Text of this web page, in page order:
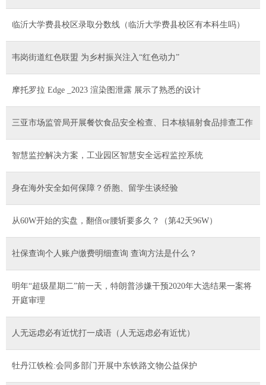
临沂大学费县校区录取分数线（临沂大学费县校区有本科生吗）
韦岗街道红色联盟 为乡村振兴注入“红色动力”
摩托罗拉 Edge _2023 渲染图泄露 展示了熟悉的设计
三亚市场监管局开展餐饮食品安全检查、日本核辐射食品排查工作
智慧监控解决方案，工业园区智慧安全远程监控系统
身在海外安全如何保障？侨胞、留学生谈经验
从60W开始的实盘，翻倍or腰斩要多久？（第42天96W）
社保查询个人账户缴费明细查询 查询方法是什么？
明年“超级星期二”前一天，特朗普涉嫌干预2020年大选结果一案将
开庭审理
人无远虑必有近忧打一成语（人无远虑必有近忧）
牡丹江铁检:会同多部门开展中东铁路文物公益保护